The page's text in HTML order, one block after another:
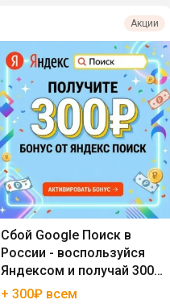
Акции
Сбой Google Поиск в
России - воспользуйся
Яндексом и получай 300₽
бонуса
+ 300₽ всем